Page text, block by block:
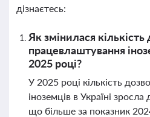
дізнаєтесь:
Як змінилася кількість
працевлаштування
2025 році?
У 2025 році кількість
іноземців в Україні
що більше за показник